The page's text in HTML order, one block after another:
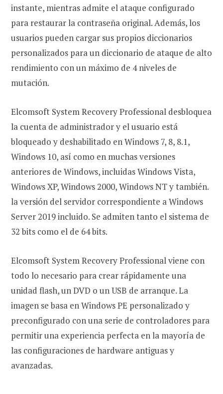
instante, mientras admite el ataque configurado
para restaurar la contraseña original. Además, los
usuarios pueden cargar sus propios diccionarios
personalizados para un diccionario de ataque de alto
rendimiento con un máximo de 4 niveles de
mutación.
Elcomsoft System Recovery Professional desbloquea
la cuenta de administrador y el usuario está
bloqueado y deshabilitado en Windows 7, 8, 8.1,
Windows 10, así como en muchas versiones
anteriores de Windows, incluidas Windows Vista,
Windows XP, Windows 2000, Windows NT y también.
la versión del servidor correspondiente a Windows
Server 2019 incluido. Se admiten tanto el sistema de
32 bits como el de 64 bits.
Elcomsoft System Recovery Professional viene con
todo lo necesario para crear rápidamente una
unidad flash, un DVD o un USB de arranque. La
imagen se basa en Windows PE personalizado y
preconfigurado con una serie de controladores para
permitir una experiencia perfecta en la mayoría de
las configuraciones de hardware antiguas y
avanzadas.